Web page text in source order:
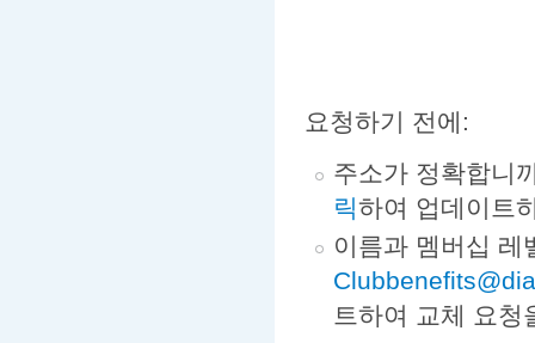
요청하기 전에:
주소가 정확합니
릭하여 업데이트
이름과 멤버십 레
트하여 교체 요